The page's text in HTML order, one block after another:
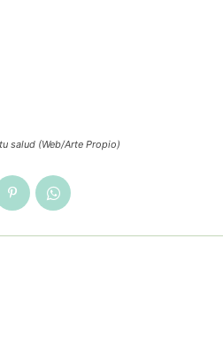
salud (Web/Arte Propio)